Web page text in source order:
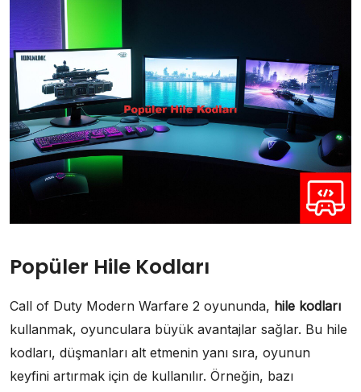
Popüler Hile Kodları
Call of Duty Modern Warfare 2 oyununda, hile kodları
kullanmak, oyunculara büyük avantajlar sağlar. Bu hile
kodları, düşmanları alt etmenin yanı sıra, oyunun
keyfini artırmak için de kullanılır. Örneğin, bazı